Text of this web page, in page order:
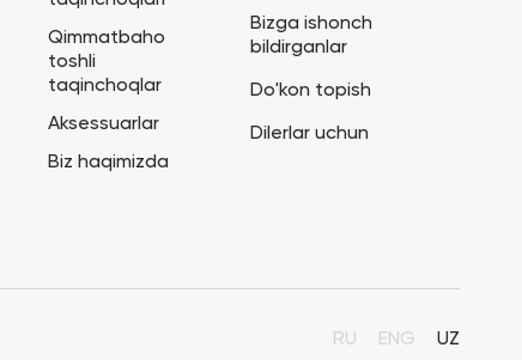
Qimmatbaho
toshli
taqinchoqlar
Aksessuarlar
Biz haqimizda
Bizga ishonch
bildirganlar
Do'kon topish
Dilerlar uchun
RU ENG UZ